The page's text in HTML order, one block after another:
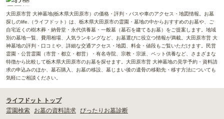
大田原市営 大神墓地(栃木県大田原市）の価格・評判・バスや車のアクセス・地図情報。お墓
探しのlife.（ライフドット）は、栃木県大田原市の霊園・墓地の中からおすすめのお墓や、ご
自宅近くの樹木葬・納骨堂・永代供養墓・一般墓（墓石を建てるお墓）をご提案します。地域
別の墓地一覧、費用相場、人気ランキングなど、お墓選びに役立つ情報が満載。大田原市営 大
神墓地の評判・口コミや、詳細な交通アクセス・地図、料金・値段もご覧いただけます。民営
霊園・公営霊園（市営・都立・都営）・有名寺院、宗教・宗派、ペット供養など、さまざまな
特徴から比較して栃木県大田原市のお墓を探せます。大田原市営 大神墓地の見学予約・資料請
求の申込みのほか、墓石購入、お墓の移設、墓じまい後の遺骨の移動先・移す方法についても
気軽にご相談ください。
ライフドット トップ
霊園検索
お墓の資料請求 ぴったりお墓診断